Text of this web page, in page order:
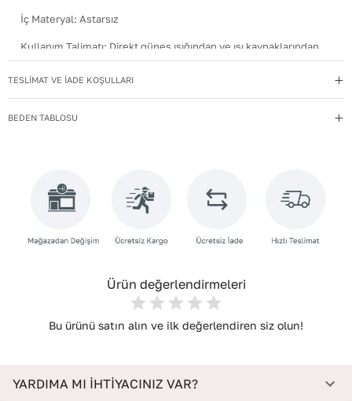
İç Materyal: Astarsız
Kullanım Talimatı: Direkt güneş ışığından ve ısı kaynaklarından
uzak tutun.
Deri ayakkabılarınızı yumuşak bir fırçayla tozdan
bekleyin.
İç Deri Cinsi Dana Deri
TESLİMAT VE İADE KOŞULLARI
BEDEN TABLOSU
Ürün değerlendirmeleri
Bu ürünü satın alın ve ilk değerlendiren siz olun!
YARDIMA MI İHTİYACINIZ VAR?